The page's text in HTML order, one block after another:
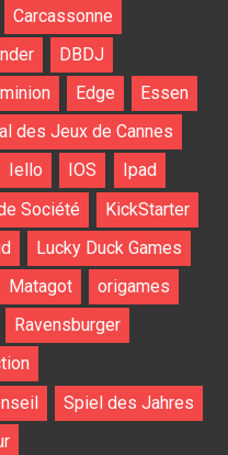
Carcassonne
DBDJ
Edge
Essen
des Jeux de Cannes
Iello IOS
Ipad
Société
KickStarter
Lucky Duck Games
Matagot
origames
Ravensburger
Spiel des Jahres